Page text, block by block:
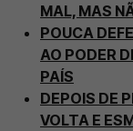
MAL, MAS
POUCA
AO PODER
PAÍS
DEPOIS DE
VOLTA E